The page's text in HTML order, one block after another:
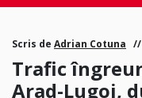
Scris de Adrian Cotuna
Trafic
Arad-Lugoj,